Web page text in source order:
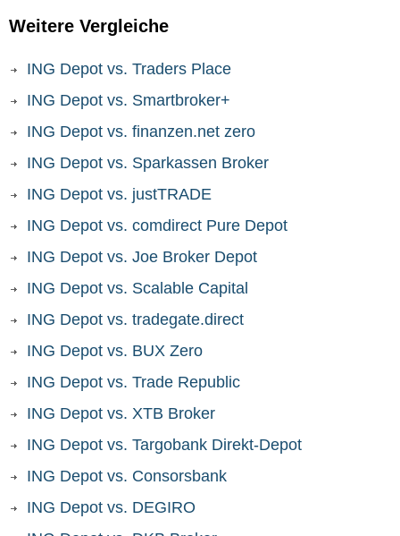
Weitere Vergleiche
ING Depot vs. Traders Place
ING Depot vs. Smartbroker+
ING Depot vs. finanzen.net zero
ING Depot vs. Sparkassen Broker
ING Depot vs. justTRADE
ING Depot vs. comdirect Pure Depot
ING Depot vs. Joe Broker Depot
ING Depot vs. Scalable Capital
ING Depot vs. tradegate.direct
ING Depot vs. BUX Zero
ING Depot vs. Trade Republic
ING Depot vs. XTB Broker
ING Depot vs. Targobank Direkt-Depot
ING Depot vs. Consorsbank
ING Depot vs. DEGIRO